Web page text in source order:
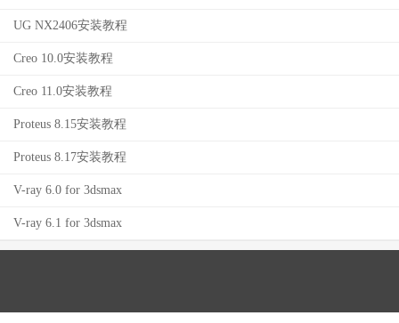
UG NX2406安装教程
Creo 10.0安装教程
Creo 11.0安装教程
Proteus 8.15安装教程
Proteus 8.17安装教程
V-ray 6.0 for 3dsmax
V-ray 6.1 for 3dsmax